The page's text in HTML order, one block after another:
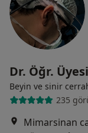
Dr. Öğr.
Beyin ve sinir
235
Mimarsinan